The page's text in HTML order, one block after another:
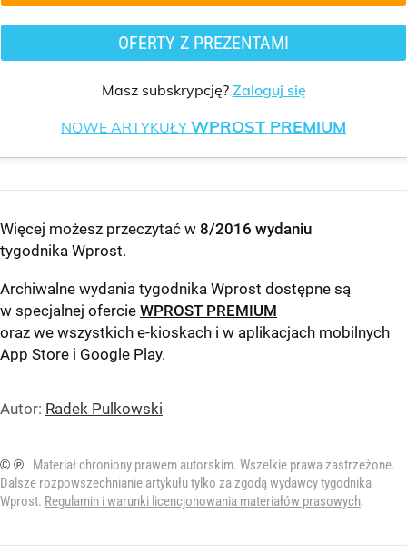
OFERTY Z PREZENTAMI
Masz subskrypcję? Zaloguj się
NOWE ARTYKUŁY WPROST PREMIUM
Więcej możesz przeczytać w 8/2016 wydaniu
tygodnika Wprost.
Archiwalne wydania tygodnika Wprost dostępne są
w specjalnej ofercie WPROST PREMIUM
oraz we wszystkich e-kioskach i w aplikacjach mobilnych
App Store i Google Play.
Autor: Radek Pulkowski
© ℗
Materiał chroniony prawem autorskim. Wszelkie prawa zastrzeżone.
Dalsze rozpowszechnianie artykułu tylko za zgodą wydawcy tygodnika
Wprost. Regulamin i warunki licencjonowania materiałów prasowych.